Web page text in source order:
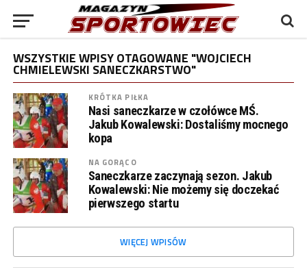
WSZYSTKIE WPISY OTAGOWANE "WOJCIECH
CHMIELEWSKI SANECZKARSTWO"
KRÓTKA PIŁKA
Nasi saneczkarze w czołówce MŚ.
Jakub Kowalewski: Dostaliśmy mocnego
kopa
NA GORĄCO
Saneczkarze zaczynają sezon. Jakub
Kowalewski: Nie możemy się doczekać
pierwszego startu
WIĘCEJ WPISÓW